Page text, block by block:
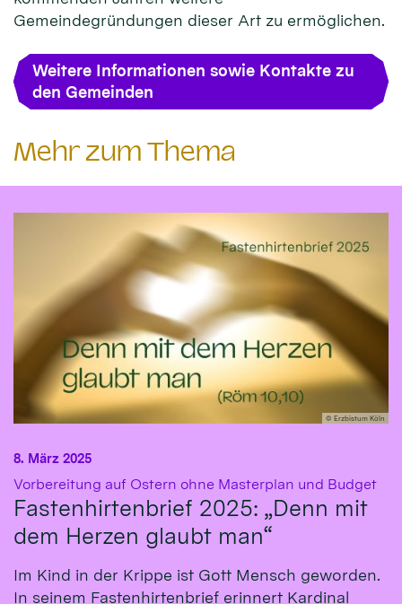
Gemeindegründungen dieser Art zu ermöglichen.
Weitere Informationen sowie Kontakte zu
den Gemeinden
Mehr zum Thema
© Erzbistum Köln
Vorbereitung auf Ostern ohne Masterplan und Budget:
Fastenhirtenbrief 2025: „Denn mit
dem Herzen glaubt man“
8. März 2025
Im Kind in der Krippe ist Gott Mensch geworden.
In seinem Fastenhirtenbrief erinnert Kardinal